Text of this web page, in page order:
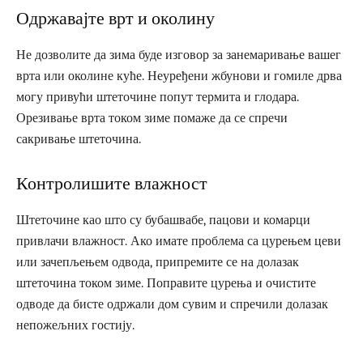
Одржавајте врт и околину
Не дозволите да зима буде изговор за занемаривање вашег
врта или околине куће. Неуређени жбунови и гомиле дрва
могу привући штеточине попут термита и глодара.
Орезивање врта током зиме помаже да се спречи
сакривање штеточина.
Контролишите влажност
Штеточине као што су бубашвабе, пацови и комарци
привлачи влажност. Ако имате проблема са цурењем цеви
или зачепљењем одвода, припремите се на долазак
штеточина током зиме. Поправите цурења и очистите
одводе да бисте одржали дом сувим и спречили долазак
непожељних гостију.